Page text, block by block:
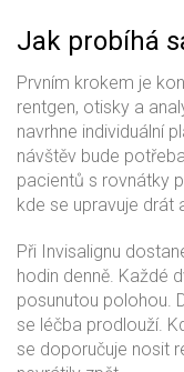
Jak probíhá
Prvním krokem je
rentgen, otisky a
navrhne individuální
návštěv bude
pacientů s rovnátky
kde se upravuje drát
Při Invisalignu
hodin denně. Každé
posunutou polohou.
se léčba prodlouží.
se doporučuje nosit